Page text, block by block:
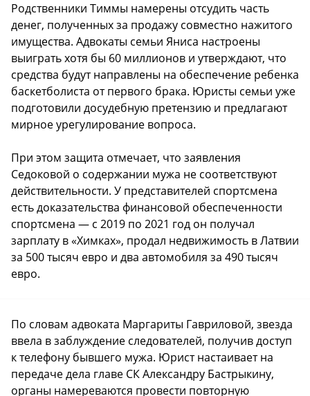
Родственники Тиммы намерены отсудить часть
денег, полученных за продажу совместно нажитого
имущества. Адвокаты семьи Яниса настроены
выиграть хотя бы 60 миллионов и утверждают, что
средства будут направлены на обеспечение ребенка
баскетболиста от первого брака. Юристы семьи уже
подготовили досудебную претензию и предлагают
мирное урегулирование вопроса.
При этом защита отмечает, что заявления
Седоковой о содержании мужа не соответствуют
действительности. У представителей спортсмена
есть доказательства финансовой обеспеченности
спортсмена — с 2019 по 2021 год он получал
зарплату в «Химках», продал недвижимость в Латвии
за 500 тысяч евро и два автомобиля за 490 тысяч
евро.
По словам адвоката Маргариты Гавриловой, звезда
ввела в заблуждение следователей, получив доступ
к телефону бывшего мужа. Юрист настаивает на
передаче дела главе СК Александру Бастрыкину,
органы намереваются провести повторную